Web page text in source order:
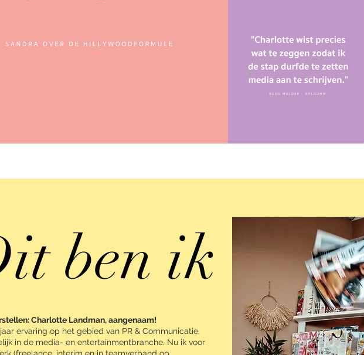
ben ik
Charlotte Landman, aangenaam!
ervaring op het gebied van PR & Communicatie,
in de media- en entertainmentbranche. Nu ik voor